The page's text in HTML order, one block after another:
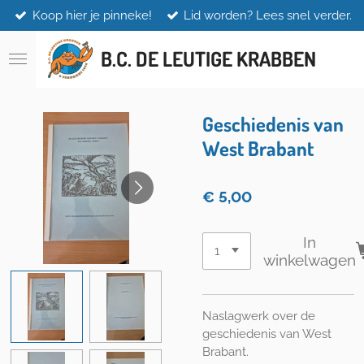
Ga
direct
naar
B.C. DE LEUTIGE KRABBEN
Koop hier je pinneke! Lid worden? Lees snel verder.
Geschiedenis van
West Brabant
€ 5,00
In
winkelwagen
Naslagwerk over de
geschiedenis van West
Brabant.